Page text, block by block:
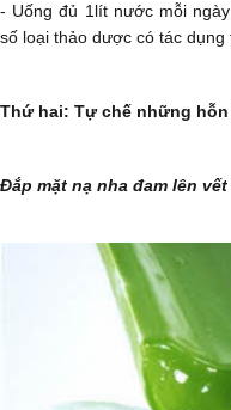
- Uống đủ 1lít nước mỗi
số loại thảo dược có tác dụng
Thứ hai: Tự chế những
Đắp mặt nạ nha đam lên